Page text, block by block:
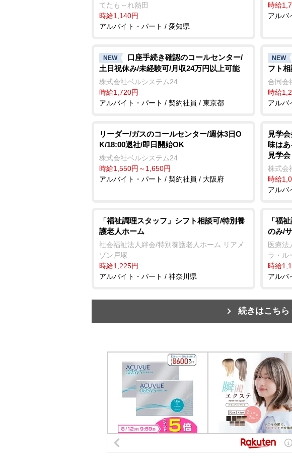
てたも～れ熱田
時給1,140円
アルバイト・パート / 愛知県
時給
アルバ
NEW
口座手続き確認のコールセンター/
土日祝休み/未経験可/月収24万円以上可能
株式会社ベルシステム24
時給1,720円
アルバイト・パート / 契約社員 / 東京都
NEW
フト
合同会
時給
アルバ
リーダー/ガスのコールセンター/週休3日O
K/18:00退社/即日開始OK
株式会社ベルシステム24
時給1,550円～1,650円
アルバイト・パート / 契約社員 / 大阪府
見学
味は
見学会
株式会
時給
アルバ
「福祉調理スタッフ」シフト相談可/特別養
護老人ホーム
社会福祉法人絆会/特別養護老人ホーム リアメ
ゾン戸塚
時給1,225円
アルバイト・パート / 神奈川県
「福
のみ/
医療法
ラ・ル
時給
アルバ
続きはこちら